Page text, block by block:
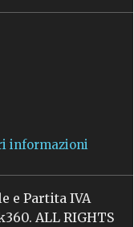
informazioni
e Partita IVA
ALL RIGHTS